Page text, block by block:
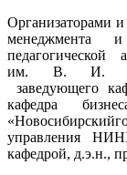
Организаторами
менеджмента и
им. В. И.
заведующего
кафедра
управления
кафедрой, д.э.н.,